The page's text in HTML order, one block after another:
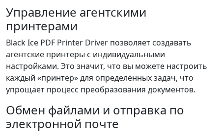
Управление агентскими
принтерами
Black Ice PDF Printer Driver позволяет создавать
агентские принтеры с индивидуальными
настройками. Это значит, что вы можете настроить
каждый «принтер» для определённых задач, что
упрощает процесс преобразования документов.
Обмен файлами и отправка по
электронной почте